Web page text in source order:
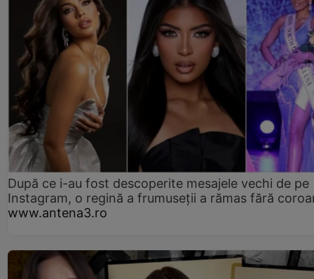
După ce i-au fost descoperite mesajele vechi de pe
Instagram, o regină a frumuseții a rămas fără
www.antena3.ro